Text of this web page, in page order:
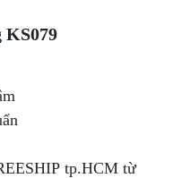
KS079
tp.HCM từ